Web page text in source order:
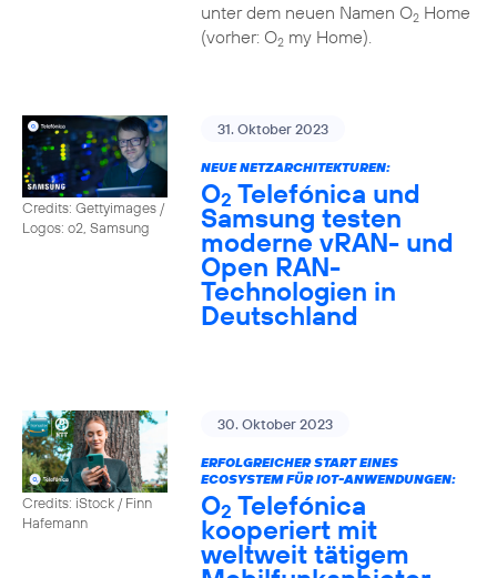
unter dem neuen Namen O2Home
(vorher: O2my Home).
Credits: Gettyimages /
Logos: o2, Samsung
31. Oktober 2023
NEUE NETZARCHITEKTUREN:
O2 Telefónica und
Samsung testen
moderne vRAN- und
Open RAN-
Technologien in
Deutschland
Credits: iStock / Finn
Hafemann
30. Oktober 2023
ERFOLGREICHER START EINES
ECOSYSTEM FÜR IOT-ANWENDUNGEN:
O2 Telefónica
kooperiert mit
weltweit tätigem